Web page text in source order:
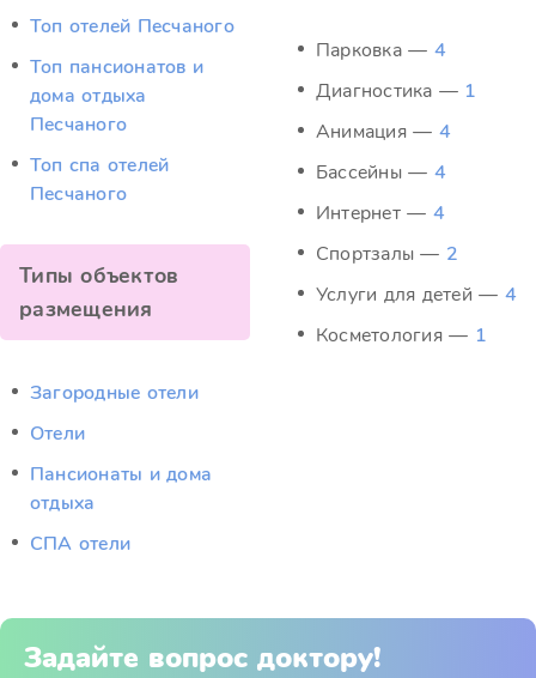
Топ отелей Песчаного
Топ пансионатов и
дома отдыха
Песчаного
Топ спа отелей
Песчаного
Типы объектов
размещения
Загородные отели
Отели
Пансионаты и дома
отдыха
СПА отели
Парковка — 4
Диагностика — 1
Анимация — 4
Бассейны — 4
Интернет — 4
Спортзалы — 2
Услуги для детей — 4
Косметология — 1
Задайте вопрос доктору!